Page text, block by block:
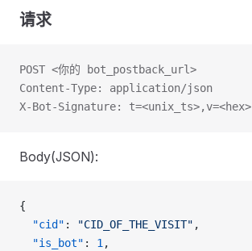
请求
POST <你的 bot_postback_url>
Content-Type: application/json
X-Bot-Signature: t=<unix_ts>,v=<hex>
Body(JSON):
{
  "cid"
: "CID_OF_THE_VISIT" ,
  "is_bot"
: 1 ,